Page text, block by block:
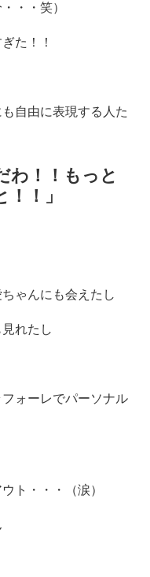
・・笑）
た！！
自由に表現する人た
わ！！もっと
！」
ゃんにも会えたし
れたし
ォーレでパーソナル
ト・・・（涙）